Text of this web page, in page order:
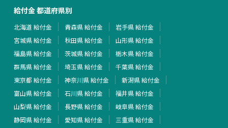
給付金 都道府県別
北海道 給付金 青森県 給付金
岩手県 給付金
宮城県 給付金
秋田県 給付金
山形県 給付金
福島県 給付金
茨城県 給付金
栃木県 給付金
群馬県 給付金
埼玉県 給付金
千葉県 給付金
東京都 給付金
神奈川県 給付金
新潟県 給付金
富山県 給付金
石川県 給付金
福井県 給付金
山梨県 給付金
長野県 給付金
岐阜県 給付金
静岡県 給付金
愛知県 給付金
三重県 給付金